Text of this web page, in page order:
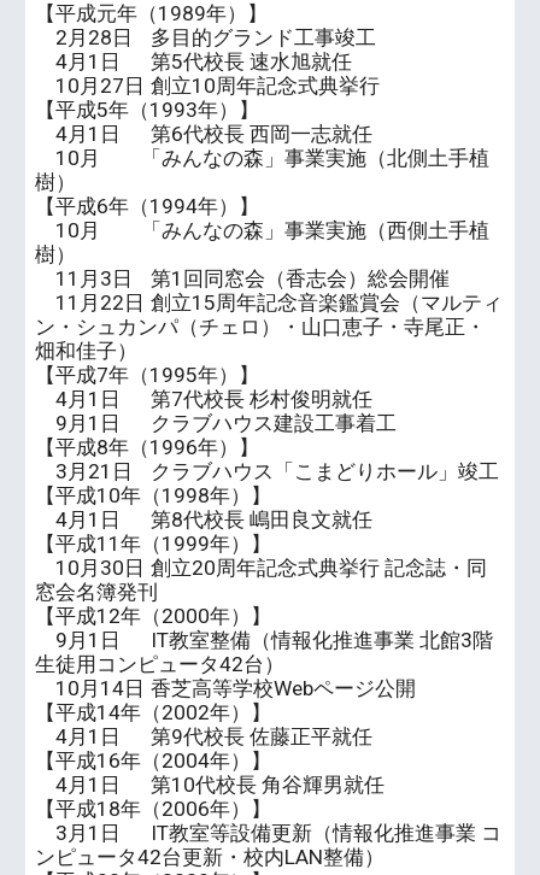
【平成元年（1989年）】
2月28日
多目的グランド工事竣工
4月1日
第5代校長 速水旭就任
10月27日 創立10周年記念式典挙行
【平成5年（1993年）】
4月1日
第6代校長 西岡一志就任
10月
「みんなの森」事業実施（北側土手植
樹）
【平成6年（1994年）】
10月
「みんなの森」事業実施（西側土手植
樹）
11月3日
第1回同窓会（香志会）総会開催
11月22日 創立15周年記念音楽鑑賞会（マルティ
ン・シュカンパ（チェロ）・山口恵子・寺尾正・
畑和佳子）
【平成7年（1995年）】
4月1日
第7代校長 杉村俊明就任
9月1日
クラブハウス建設工事着工
【平成8年（1996年）】
3月21日
クラブハウス「こまどりホール」竣工
【平成10年（1998年）】
4月1日
第8代校長 嶋田良文就任
【平成11年（1999年）】
10月30日 創立20周年記念式典挙行 記念誌・同
窓会名簿発刊
【平成12年（2000年）】
9月1日
IT教室整備（情報化推進事業 北館3階
生徒用コンピュータ42台）
10月14日 香芝高等学校Webページ公開
【平成14年（2002年）】
4月1日
第9代校長 佐藤正平就任
【平成16年（2004年）】
4月1日
第10代校長 角谷輝男就任
【平成18年（2006年）】
3月1日
IT教室等設備更新（情報化推進事業 コ
ンピュータ42台更新・校内LAN整備）